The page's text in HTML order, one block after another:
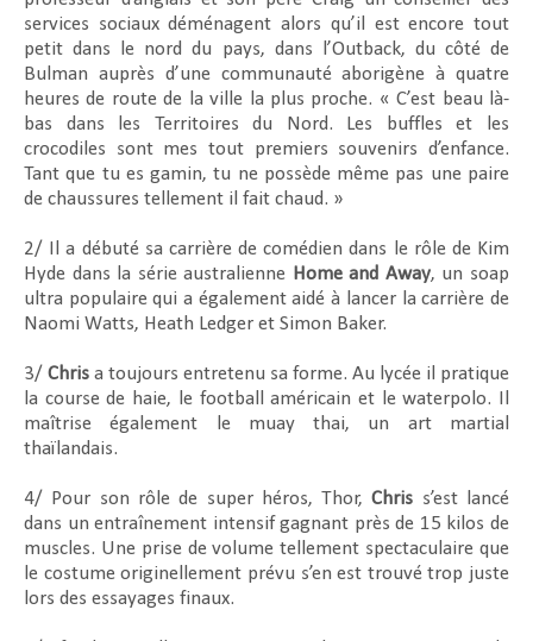
services sociaux déménagent alors qu’il est encore tout
petit dans le nord du pays, dans l’Outback, du côté de
Bulman auprès d’une communauté aborigène à quatre
heures de route de la ville la plus proche. « C’est beau là-
bas dans les Territoires du Nord. Les buffles et les
crocodiles sont mes tout premiers souvenirs d’enfance.
Tant que tu es gamin, tu ne possède même pas une paire
de chaussures tellement il fait chaud. »
2/ Il a débuté sa carrière de comédien dans le rôle de Kim
Hyde dans la série australienne Home and Away, un soap
ultra populaire qui a également aidé à lancer la carrière de
Naomi Watts, Heath Ledger et Simon Baker.
3/ Chris a toujours entretenu sa forme. Au lycée il pratique
la course de haie, le football américain et le waterpolo. Il
maîtrise également le muay thai, un art martial
thaïlandais.
4/ Pour son rôle de super héros, Thor,Chris s’est lancé
dans un entraînement intensif gagnant près de 15 kilos de
muscles. Une prise de volume tellement spectaculaire que
le costume originellement prévu s’en est trouvé trop juste
lors des essayages finaux.